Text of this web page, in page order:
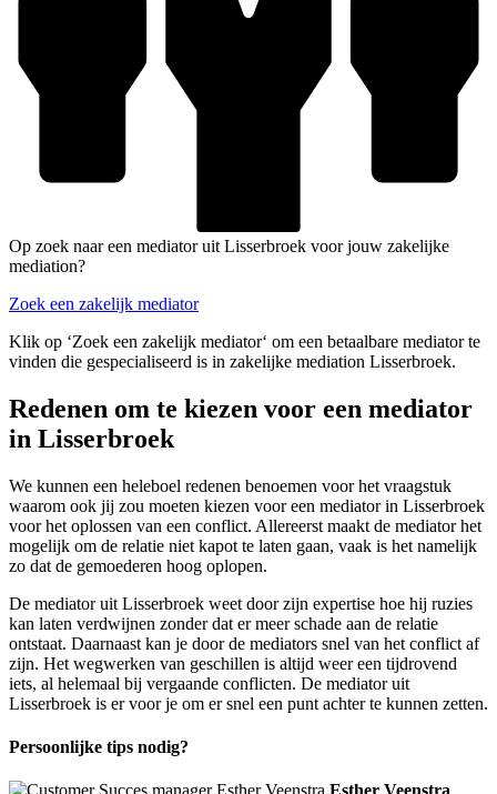
Op zoek naar een mediator uit Lisserbroek voor jouw zakelijke
mediation?
Zoek een zakelijk mediator
Klik op ‘Zoek een zakelijk mediator‘ om een betaalbare mediator te
vinden die gespecialiseerd is in zakelijke mediation Lisserbroek.
Redenen om te kiezen voor een mediator
in Lisserbroek
We kunnen een heleboel redenen benoemen voor het vraagstuk
waarom ook jij zou moeten kiezen voor een mediator in Lisserbroek
voor het oplossen van een conflict. Allereerst maakt de mediator het
mogelijk om de relatie niet kapot te laten gaan, vaak is het namelijk
zo dat de gemoederen hoog oplopen.
De mediator uit Lisserbroek weet door zijn expertise hoe hij ruzies
kan laten verdwijnen zonder dat er meer schade aan de relatie
ontstaat. Daarnaast kan je door de mediators snel van het conflict af
zijn. Het wegwerken van geschillen is altijd weer een tijdrovend
iets, al helemaal bij vergaande conflicten. De mediator uit
Lisserbroek is er voor je om er snel een punt achter te kunnen zetten.
Persoonlijke tips nodig?